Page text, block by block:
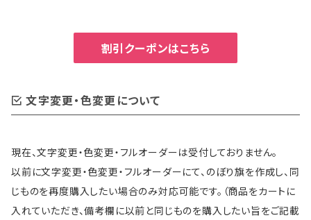
割引クーポンはこちら
文字変更・色変更について
現在、文字変更・色変更・フルオーダーは受付しておりません。
以前に文字変更・色変更・フルオーダーにて、のぼり旗を作成し、同
じものを再度購入したい場合のみ対応可能です。（商品をカートに
入れていただき、備考欄に以前と同じものを購入したい旨をご記載